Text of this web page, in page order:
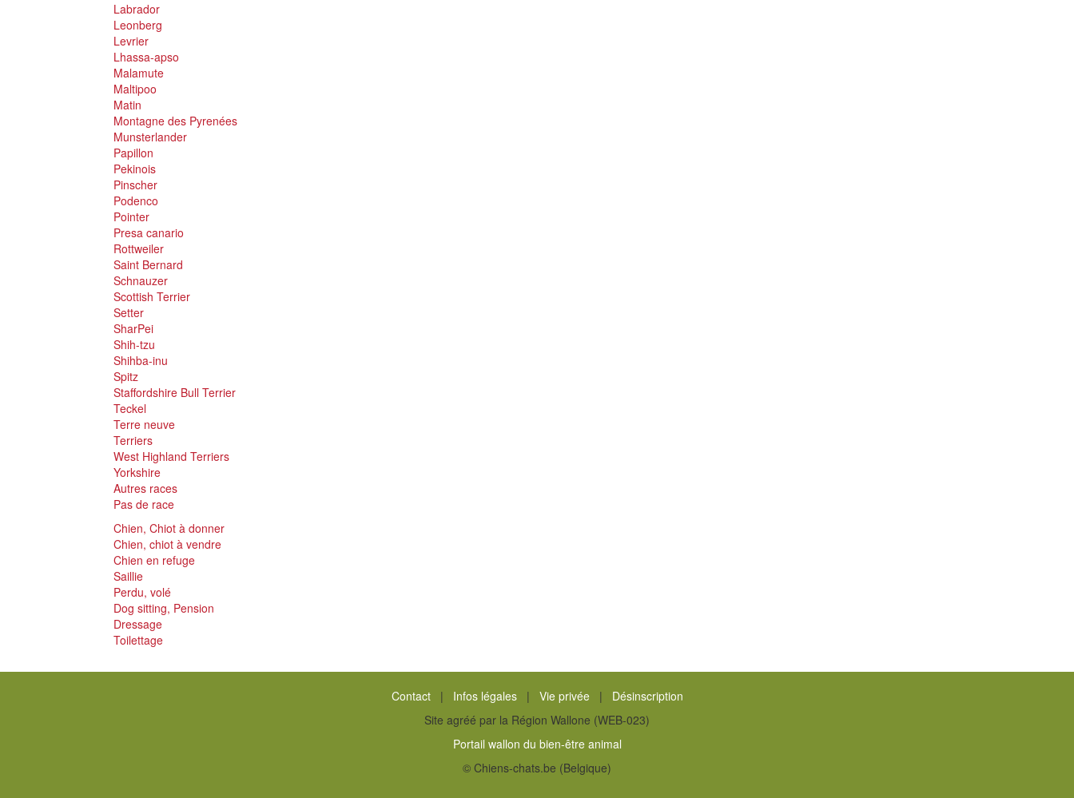
Labrador
Leonberg
Levrier
Lhassa-apso
Malamute
Maltipoo
Matin
Montagne des Pyrenées
Munsterlander
Papillon
Pekinois
Pinscher
Podenco
Pointer
Presa canario
Rottweiler
Saint Bernard
Schnauzer
Scottish Terrier
Setter
SharPei
Shih-tzu
Shihba-inu
Spitz
Staffordshire Bull Terrier
Teckel
Terre neuve
Terriers
West Highland Terriers
Yorkshire
Autres races
Pas de race
Chien, Chiot à donner
Chien, chiot à vendre
Chien en refuge
Saillie
Perdu, volé
Dog sitting, Pension
Dressage
Toilettage
Contact| Infos légales| Vie privée| Désinscription
Site agréé par la Région Wallone (WEB-023)
Portail wallon du bien-être animal
© Chiens-chats.be (Belgique)